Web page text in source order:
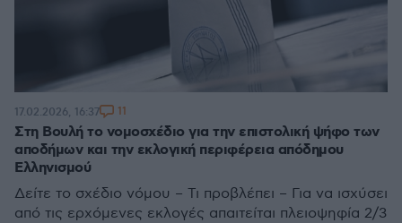
Στη Βουλή το νομοσχέδιο για την επιστολική ψήφο των
αποδήμων και την εκλογική περιφέρεια απόδημου
Ελληνισμού
Δείτε το σχέδιο νόμου – Τι προβλέπει – Για να ισχύσει
από τις ερχόμενες εκλογές απαιτείται πλειοψηφία 2/3
17.02.2026, 16:37 11